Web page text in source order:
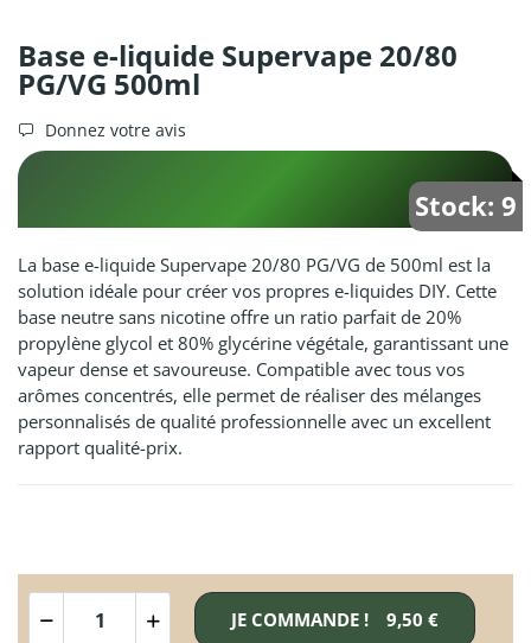
Base e-liquide Supervape 20/80
PG/VG 500ml
Donnez votre avis
Stock: 9
La base e-liquide Supervape 20/80 PG/VG de 500ml est la
solution idéale pour créer vos propres e-liquides DIY. Cette
base neutre sans nicotine offre un ratio parfait de 20%
propylène glycol et 80% glycérine végétale, garantissant une
vapeur dense et savoureuse. Compatible avec tous vos
arômes concentrés, elle permet de réaliser des mélanges
personnalisés de qualité professionnelle avec un excellent
rapport qualité-prix.
JE COMMANDE ! 9,50 €